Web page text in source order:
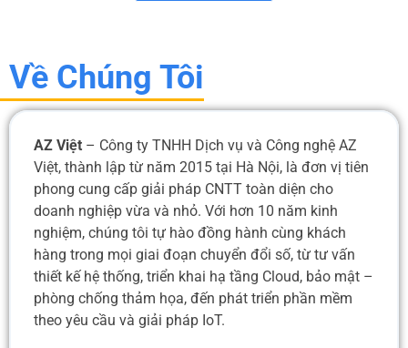
Về Chúng Tôi
AZ Việt – Công ty TNHH Dịch vụ và Công nghệ AZ
Việt, thành lập từ năm 2015 tại Hà Nội, là đơn vị tiên
phong cung cấp giải pháp CNTT toàn diện cho
doanh nghiệp vừa và nhỏ. Với hơn 10 năm kinh
nghiệm, chúng tôi tự hào đồng hành cùng khách
hàng trong mọi giai đoạn chuyển đổi số, từ tư vấn
thiết kế hệ thống, triển khai hạ tầng Cloud, bảo mật –
phòng chống thảm họa, đến phát triển phần mềm
theo yêu cầu và giải pháp IoT.